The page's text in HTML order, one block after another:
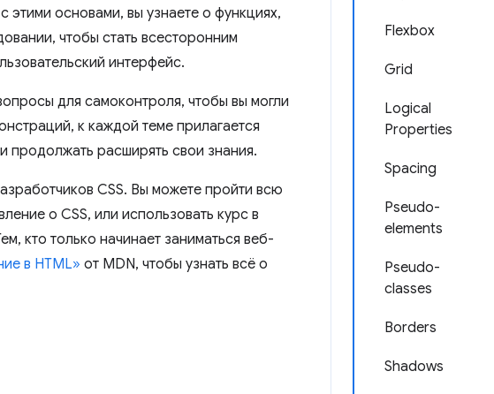
Flexbox
Grid
Logical
Properties
Spacing
Pseudo-
elements
Pseudo-
classes
Borders
Shadows
этими основами, вы узнаете о функциях,
чтобы стать всесторонним
интерфейс.
для самоконтроля, чтобы вы могли
к каждой теме прилагается
расширять свои знания.
CSS. Вы можете пройти всю
о CSS, или использовать курс в
кто только начинает заниматься веб-
в HTML» от MDN, чтобы узнать всё о